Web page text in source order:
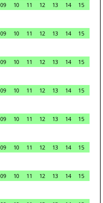
09 10 11 12 13 14
15
09 10 11 12 13 14
15
09 10 11 12 13 14
15
09 10 11 12 13 14
15
09 10 11 12 13 14
15
09 10 11 12 13 14
15
09 10 11 12 13 14
15